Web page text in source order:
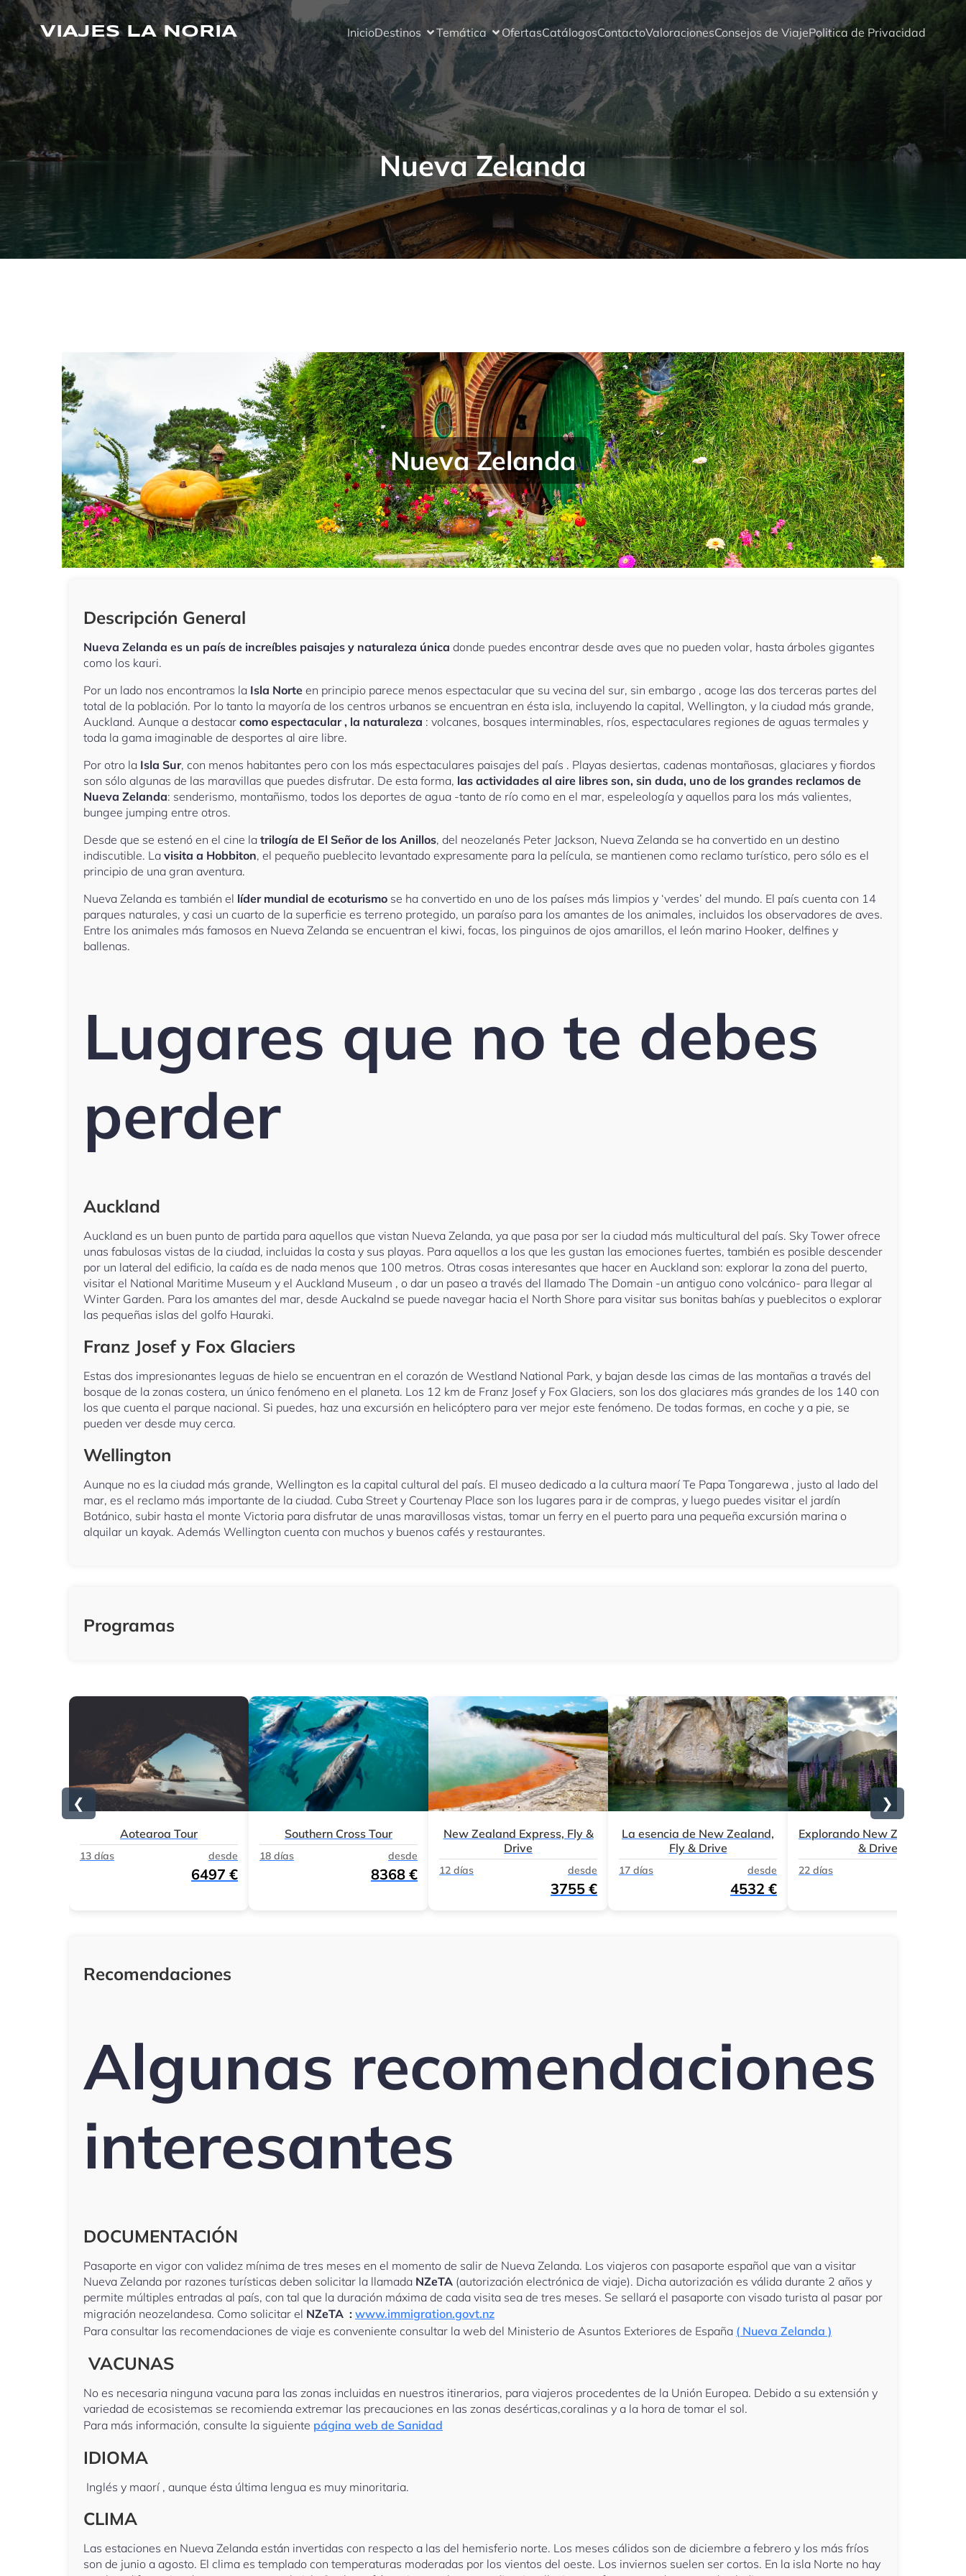
Saltar
al
contenidoVIAJES LA NORIA InicioDestinos Temática OfertasCatálogosContactoValoracionesConsejos de ViajePolitica de Privacidad
Nueva Zelanda
Nueva Zelanda
Descripción General
Nueva Zelanda es un país de increíbles paisajes y naturaleza única donde puedes encontrar desde aves que no pueden volar, hasta árboles gigantes
como los kauri.
Por un lado nos encontramos la Isla Norte en principio parece menos espectacular que su vecina del sur, sin embargo , acoge las dos terceras partes del
total de la población. Por lo tanto la mayoría de los centros urbanos se encuentran en ésta isla, incluyendo la capital, Wellington, y la ciudad más grande,
Auckland. Aunque a destacar como espectacular , la naturaleza : volcanes, bosques interminables, ríos, espectaculares regiones de aguas termales y
toda la gama imaginable de desportes al aire libre.
Por otro la Isla Sur, con menos habitantes pero con los más espectaculares paisajes del país . Playas desiertas, cadenas montañosas, glaciares y fiordos
son sólo algunas de las maravillas que puedes disfrutar. De esta forma, las actividades al aire libres son, sin duda, uno de los grandes reclamos de
Nueva Zelanda: senderismo, montañismo, todos los deportes de agua -tanto de río como en el mar, espeleología y aquellos para los más valientes,
bungee jumping entre otros.
Desde que se estenó en el cine la trilogía de El Señor de los Anillos, del neozelanés Peter Jackson, Nueva Zelanda se ha convertido en un destino
indiscutible. La visita a Hobbiton, el pequeño pueblecito levantado expresamente para la película, se mantienen como reclamo turístico, pero sólo es el
principio de una gran aventura.
Nueva Zelanda es también el líder mundial de ecoturismo se ha convertido en uno de los países más limpios y ‘verdes’ del mundo. El país cuenta con 14
parques naturales, y casi un cuarto de la superficie es terreno protegido, un paraíso para los amantes de los animales, incluidos los observadores de aves.
Entre los animales más famosos en Nueva Zelanda se encuentran el kiwi, focas, los pinguinos de ojos amarillos, el león marino Hooker, delfines y
ballenas.
Lugares que no te debes
perder
Auckland
Auckland es un buen punto de partida para aquellos que vistan Nueva Zelanda, ya que pasa por ser la ciudad más multicultural del país. Sky Tower ofrece
unas fabulosas vistas de la ciudad, incluidas la costa y sus playas. Para aquellos a los que les gustan las emociones fuertes, también es posible descender
por un lateral del edificio, la caída es de nada menos que 100 metros. Otras cosas interesantes que hacer en Auckland son: explorar la zona del puerto,
visitar el National Maritime Museum y el Auckland Museum , o dar un paseo a través del llamado The Domain -un antiguo cono volcánico- para llegar al
Winter Garden. Para los amantes del mar, desde Auckalnd se puede navegar hacia el North Shore para visitar sus bonitas bahías y pueblecitos o explorar
las pequeñas islas del golfo Hauraki.
Franz Josef y Fox Glaciers
Estas dos impresionantes leguas de hielo se encuentran en el corazón de Westland National Park, y bajan desde las cimas de las montañas a través del
bosque de la zonas costera, un único fenómeno en el planeta. Los 12 km de Franz Josef y Fox Glaciers, son los dos glaciares más grandes de los 140 con
los que cuenta el parque nacional. Si puedes, haz una excursión en helicóptero para ver mejor este fenómeno. De todas formas, en coche y a pie, se
pueden ver desde muy cerca.
Wellington
Aunque no es la ciudad más grande, Wellington es la capital cultural del país. El museo dedicado a la cultura maorí Te Papa Tongarewa , justo al lado del
mar, es el reclamo más importante de la ciudad. Cuba Street y Courtenay Place son los lugares para ir de compras, y luego puedes visitar el jardín
Botánico, subir hasta el monte Victoria para disfrutar de unas maravillosas vistas, tomar un ferry en el puerto para una pequeña excursión marina o
alquilar un kayak. Además Wellington cuenta con muchos y buenos cafés y restaurantes.
Programas
❮
Aotearoa Tour
13 días desde
6497 €
Southern Cross Tour
18 días desde
8368 €
New Zealand Express, Fly &
Drive
12 días desde
3755 €
La esencia de New Zealand,
Fly & Drive
17 días desde
4532 €
Explorando New Zealand, Fly
& Drive
22 días
❯
Recomendaciones
Algunas recomendaciones
interesantes
DOCUMENTACIÓN
Pasaporte en vigor con validez mínima de tres meses en el momento de salir de Nueva Zelanda. Los viajeros con pasaporte español que van a visitar
Nueva Zelanda por razones turísticas deben solicitar la llamada NZeTA (autorización electrónica de viaje). Dicha autorización es válida durante 2 años y
permite múltiples entradas al país, con tal que la duración máxima de cada visita sea de tres meses. Se sellará el pasaporte con visado turista al pasar por
migración neozelandesa. Como solicitar el NZeTA : www.immigration.govt.nz
Para consultar las recomendaciones de viaje es conveniente consultar la web del Ministerio de Asuntos Exteriores de España ( Nueva Zelanda )
VACUNAS
No es necesaria ninguna vacuna para las zonas incluidas en nuestros itinerarios, para viajeros procedentes de la Unión Europea. Debido a su extensión y
variedad de ecosistemas se recomienda extremar las precauciones en las zonas desérticas,coralinas y a la hora de tomar el sol.
Para más información, consulte la siguiente página web de Sanidad
IDIOMA
Inglés y maorí , aunque ésta última lengua es muy minoritaria.
CLIMA
Las estaciones en Nueva Zelanda están invertidas con respecto a las del hemisferio norte. Los meses cálidos son de diciembre a febrero y los más fríos
son de junio a agosto. El clima es templado con temperaturas moderadas por los vientos del oeste. Los inviernos suelen ser cortos. En la isla Norte no hay